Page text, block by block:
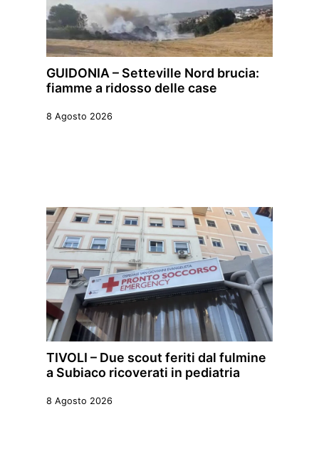
GUIDONIA – Setteville Nord brucia:
fiamme a ridosso delle case
8 Agosto 2026
TIVOLI – Due scout feriti dal fulmine
a Subiaco ricoverati in pediatria
8 Agosto 2026